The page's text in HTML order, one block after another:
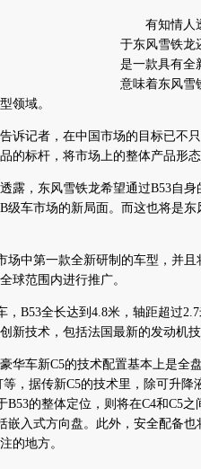
有知情人透
于东风雪铁龙
是一款具有全
意味着东风雪
领域。
记者，在中国市场的目标已不只
的标杆，将市场上的整体产品形态
，东风雪铁龙希望通过B53自身
车市场的新局面。而这也将是东
中第一款全新研制的车型，并且
球范围内进行推广。
全长达到4.8米，轴距超过2.7
新技术，包括法国最新的发动机技
车新C5的技术配置基本上是全
，据传新C5的技术里，除可升降
B53的整体定位，则将在C4和C5之
嵌入式方向盘。此外，安全配备也
的地方。